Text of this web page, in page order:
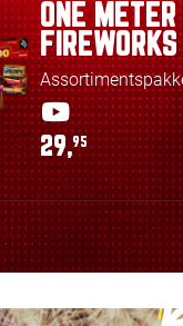
ONE METER
FIREWORKS
29,95